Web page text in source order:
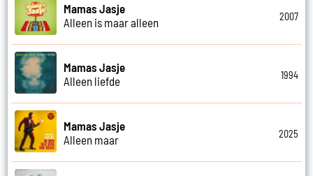
Mamas Jasje
Alleen is maar alleen
2007
Mamas Jasje
Alleen liefde
1994
Mamas Jasje
Alleen maar
2025